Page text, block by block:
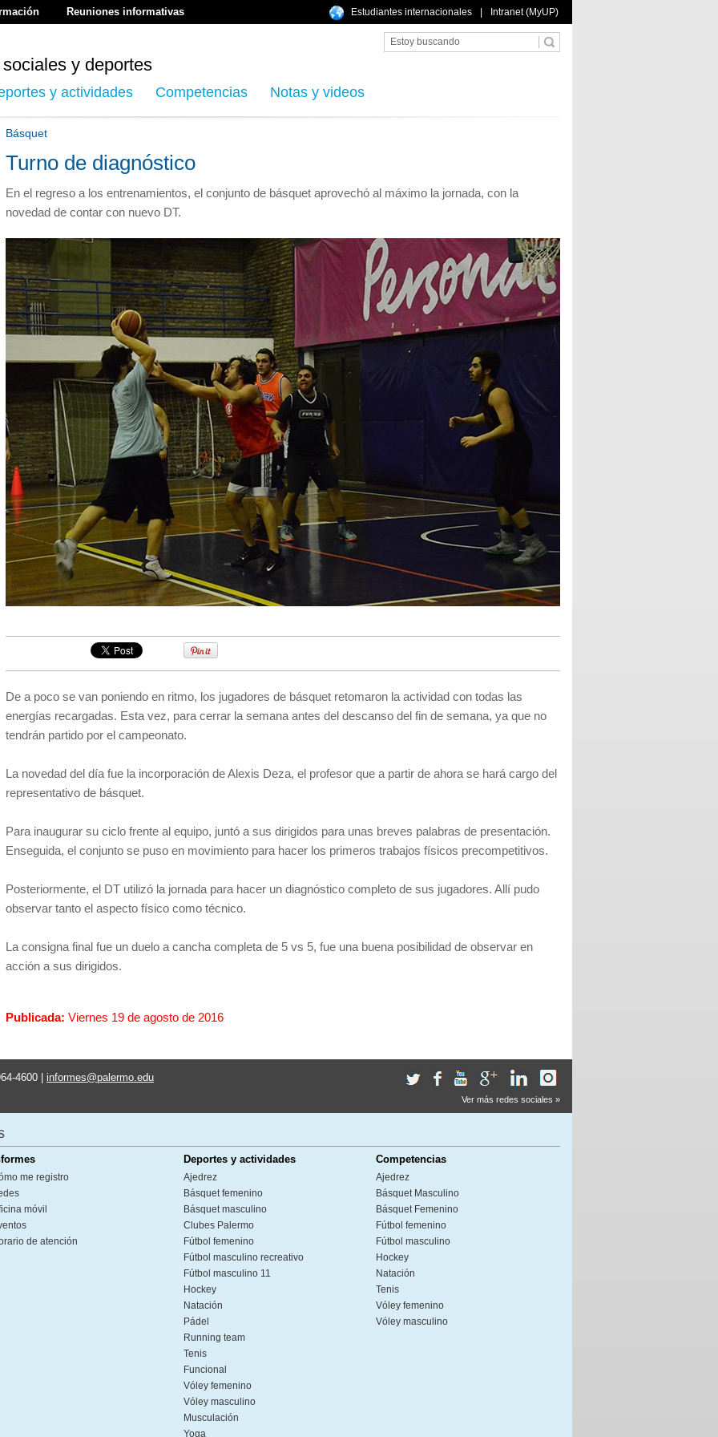
Reuniones informativas Estudiantes internacionales Intranet (MyUP)
y deportes
y actividades Competencias Notas y videos
Básquet
Turno de diagnóstico
En el regreso a los entrenamientos, el conjunto de básquet aprovechó al máximo la jornada, con la
novedad de contar con nuevo DT.
De a poco se van poniendo en ritmo, los jugadores de básquet retomaron la actividad con todas las
energías recargadas. Esta vez, para cerrar la semana antes del descanso del fin de semana, ya que no
tendrán partido por el campeonato.
La novedad del día fue la incorporación de Alexis Deza, el profesor que a partir de ahora se hará cargo del
representativo de básquet.
Para inaugurar su ciclo frente al equipo, juntó a sus dirigidos para unas breves palabras de presentación.
Enseguida, el conjunto se puso en movimiento para hacer los primeros trabajos físicos precompetitivos.
Posteriormente, el DT utilizó la jornada para hacer un diagnóstico completo de sus jugadores. Allí pudo
observar tanto el aspecto físico como técnico.
La consigna final fue un duelo a cancha completa de 5 vs 5, fue una buena posibilidad de observar en
acción a sus dirigidos.
Publicada: Viernes 19 de agosto de 2016
4600 | informes@palermo.edu
Ver más redes sociales »
me registro
móvil
de atención
Deportes y actividades
Ajedrez
Básquet femenino
Básquet masculino
Clubes Palermo
Fútbol femenino
Fútbol masculino recreativo
Fútbol masculino 11
Hockey
Natación
Pádel
Running team
Tenis
Funcional
Vóley femenino
Vóley masculino
Musculación
Yoga
Competencias
Ajedrez
Básquet Masculino
Básquet Femenino
Fútbol femenino
Fútbol masculino
Hockey
Natación
Tenis
Vóley femenino
Vóley masculino